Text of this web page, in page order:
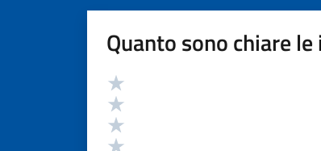
Quanto sono chiare
Valutazione